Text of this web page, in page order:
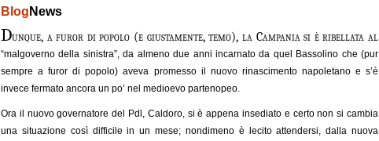
Blog News
Dunque, a furor di popolo (e giustamente, temo), la Campania si è ribellata al
“malgoverno della sinistra”, da almeno due anni incarnato da quel Bassolino che (pur
sempre a furor di popolo) aveva promesso il nuovo rinascimento napoletano e s’è
invece fermato ancora un po’ nel medioevo partenopeo.
Ora il nuovo governatore del Pdl, Caldoro, si è appena insediato e certo non si cambia
una situazione così difficile in un mese; nondimeno è lecito attendersi, dalla nuova